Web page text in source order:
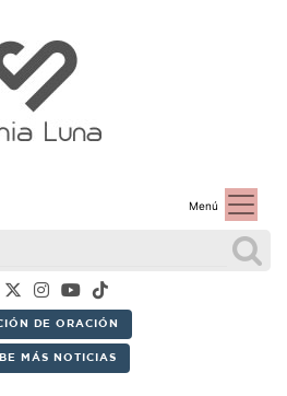
Menú
DE ORACIÓN
MÁS NOTICIAS